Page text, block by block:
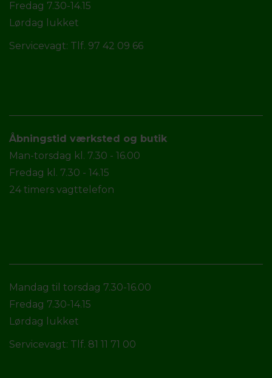
Fredag 7.30-14.15
Lørdag lukket
Servicevagt: Tlf. 97 42 09 66
Åbningstid værksted og butik
Man-torsdag kl. 7.30 - 16.00
Fredag kl. 7.30 - 14.15
24 timers vagttelefon
Mandag til torsdag 7.30-16.00
Fredag 7.30-14.15
Lørdag lukket
Servicevagt: Tlf. 81 11 71 00